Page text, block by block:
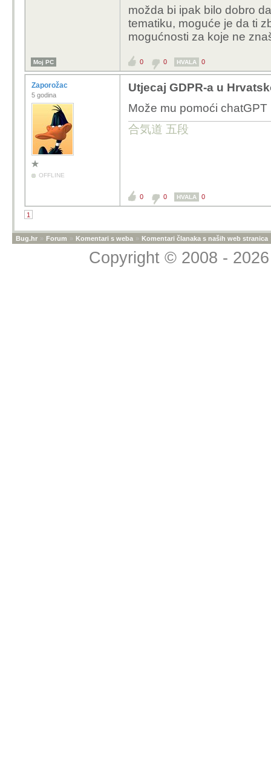
možda bi ipak bilo dobro
tematiku, moguće je da ti
mogućnosti za koje ne
Moj PC 0 0 HVALA 0
Zaporožac
5 godina
OFFLINE
Utjecaj GDPR-a u
Može mu pomoći chatGPT
合気道 五段
0 0 HVALA 0
1
Bug.hr » Forum » Komentari s weba » Komentari članaka s naših web stranica
Copyright © 2008 -